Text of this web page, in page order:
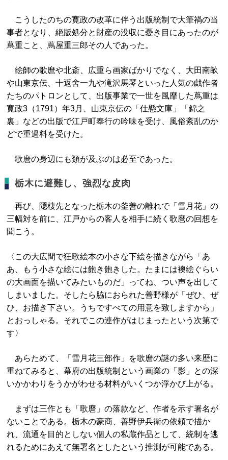
こうしたのちの寛政の改革に伴う出版統制で大筆禍の当
事者となり、絶版処分と財産の没収に憂き目にあったのが
蔦重こと、蔦屋重三郎その人であった。
絵師の歌麿や北斎、広重ら画家ばかりでなく、大田南畝
や山東京伝、十返舍一九や滝沢馬琴といった人気の戯作者
たちのパトロンとして、出版事業で一世を風靡した蔦重は
寛政3（1791）年3月、山東京伝の「仕懸文庫」「錦之
裏」などの出版で江戸町奉行の吟味を受け、風俗紊乱のか
どで重過料を受けた。
歌麿の身辺にも類が及ぶのは必至であった。
栃木に避難し、強烈な皮肉
再び、隠棲先となった栃木の釜善の離れで「雪月花」の
三幅対を前に、江戸からの客人を相手に続く歌麿の回想を
聞こう。
〈この大広間で狂歌絵本の小さな下絵を描きながら「あ
あ、もう小さな絵には飽き飽きした。たまには襖絵ぐらい
の大画面を描いてみたいものだ」ってね、つい声を出して
しまいました。そしたら脇におられた善野様が「ぜひ、ぜ
ひ、お描き下さい。うちですべての用意を致しますから」
とおっしゃる。それでこの連作がはじまったという次第で
す〉
あらためて、「雪月花三部作」を歌麿の謎の多い来歴に
重ねてみると、幕府の出版統制という画業の「影」との深
いかかわりをうかがわせる材料がいくつか浮かび上がる。
まずは三作とも「歌麿」の落款など、作者を示す署名が
ないことである。栃木の豪商、善野伊兵衛の依頼で描か
れ、流通を目的としない個人の私蔵作品として、統制を逃
れるためにあえて無署名としたという推測が可能である。